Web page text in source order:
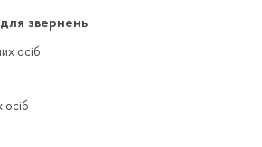
звернень
осiб
осiб